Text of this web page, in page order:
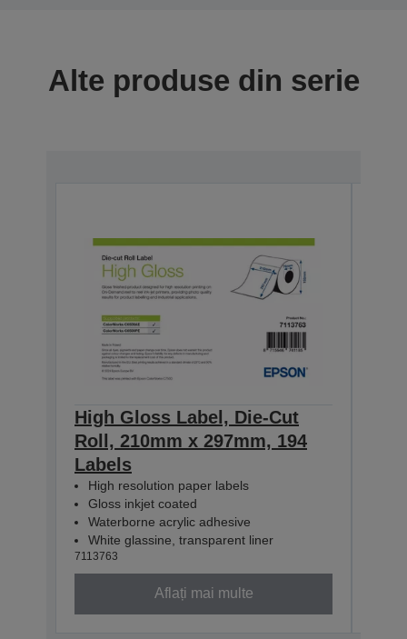
Alte produse din serie
High Gloss Label, Die-Cut
Roll, 210mm x 297mm, 194
Labels
High resolution paper labels
Gloss inkjet coated
Waterborne acrylic adhesive
White glassine, transparent liner
7113763
Aflați mai multe